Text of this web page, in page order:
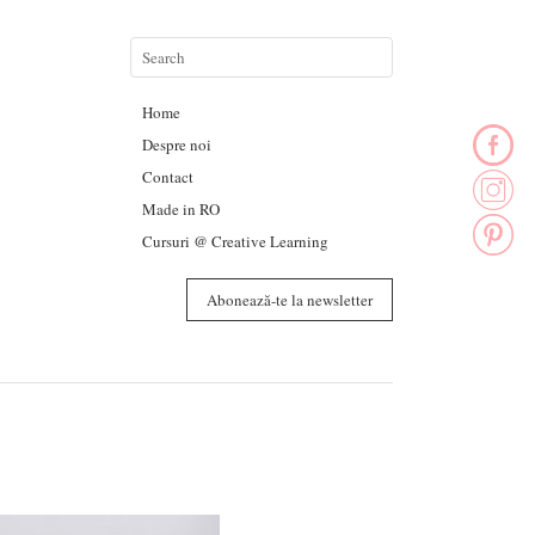
Home
Despre noi
Contact
Made in RO
Cursuri @ Creative Learning
Abonează-te la newsletter